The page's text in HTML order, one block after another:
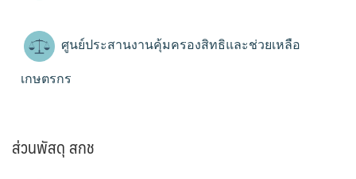
ศูนย์ประสานงานคุ้มครองสิทธิและช่วยเหลือ
เกษตรกร
ส่วนพัสดุ สกช